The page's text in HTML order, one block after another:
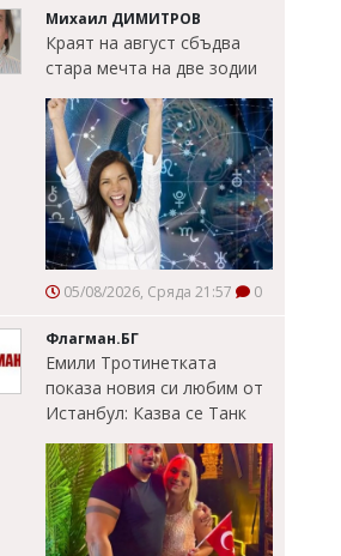
Михаил ДИМИТРОВ
Краят на август сбъдва
стара мечта на две зодии
05/08/2026, Сряда 21:57 0
Флагман.БГ
Емили Тротинетката
показа новия си любим от
Истанбул: Казва се Танк